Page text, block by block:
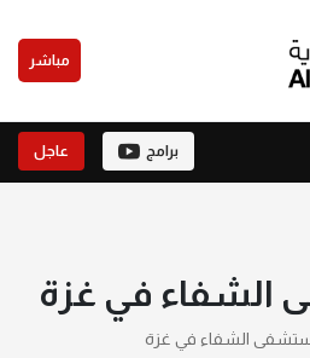
مباشر
برامج عاجل
الشفاء في غزة
الشفاء في غزة